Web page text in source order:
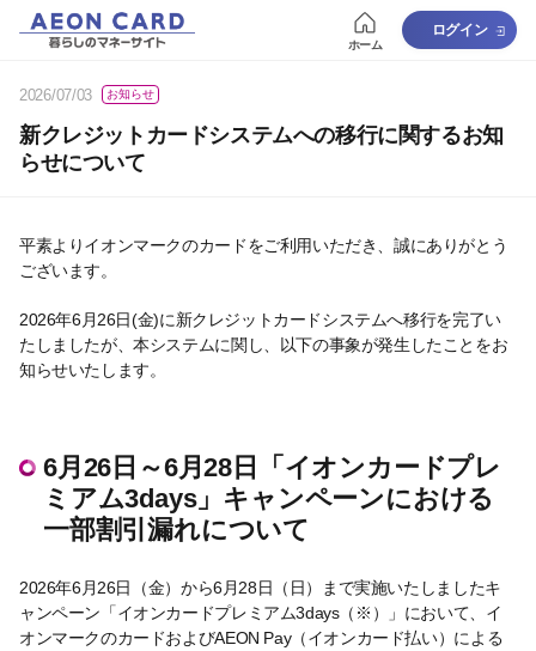
ホーム
ログイン
2026/07/03 お知らせ
新クレジットカードシステムへの移行に関するお知
らせについて
平素よりイオンマークのカードをご利用いただき、誠にありがとう
ございます。
2026年6月26日(金)に新クレジットカードシステムへ移行を完了い
たしましたが、本システムに関し、以下の事象が発生したことをお
知らせいたします。
6月26日～6月28日「イオンカードプレ
ミアム3days」キャンペーンにおける
一部割引漏れについて
2026年6月26日（金）から6月28日（日）まで実施いたしましたキ
ャンペーン「イオンカードプレミアム3days（※）」において、イ
オンマークのカードおよびAEON Pay（イオンカード払い）による